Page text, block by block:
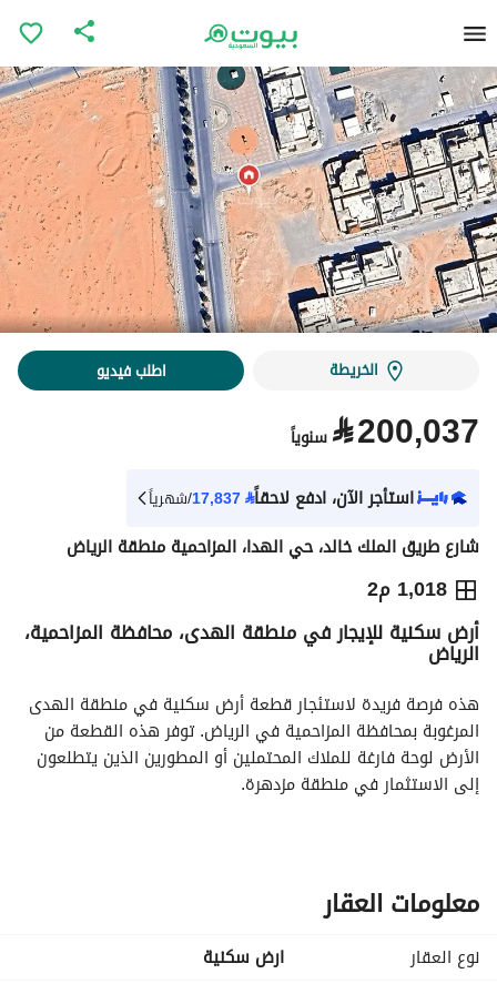
الخريطة اطلب فيديو
⃁200,037 سنوياً
استأجر الآن، ادفع لاحقاً⃁
17,837/شهرياً
شارع طريق الملك خالد، حي الهدا، المزاحمية منطقة الرياض
1,018 م2
⃁
200,037
الإعلان الاماكن القريبة
أرض سكنية للإيجار في منطقة الهدى، محافظة المزاحمية،
الرياض
إلى الاستثمار في منطقة مزدهرة.
والمجتمع القوي.
في خطط البناء أو التطوير.
معلومات العقار
نوع العقار
ارض سكنية